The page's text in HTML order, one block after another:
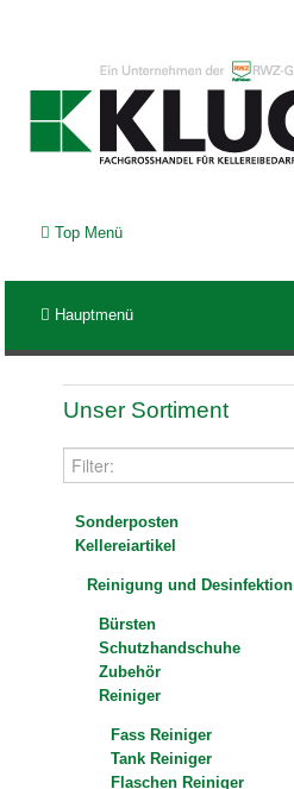
Top Menü
Hauptmenü
Unser Sortiment
Sonderposten
Kellereiartikel
Reinigung und Desinfektion
Bürsten
Schutzhandschuhe
Zubehör
Reiniger
Fass Reiniger
Tank Reiniger
Flaschen Reiniger